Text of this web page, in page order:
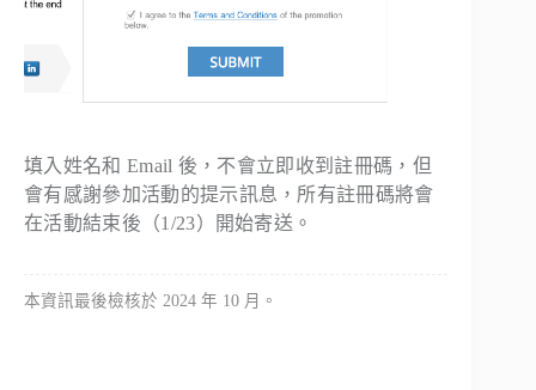
填入姓名和 Email 後，不會立即收到註冊碼，但
會有感謝參加活動的提示訊息，所有註冊碼將會
在活動結束後（1/23）開始寄送。
本資訊最後檢核於 2024 年 10 月。